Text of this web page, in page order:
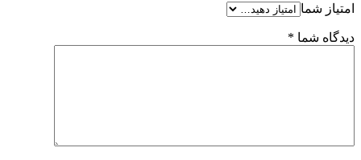
امتیاز شما
دیدگاه شما *